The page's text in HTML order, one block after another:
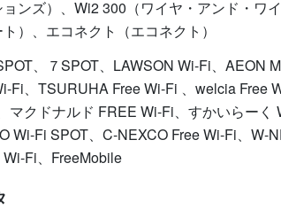
ンズ）、Wi2 300（ワイヤ・アンド・ワ
）、エコネクト（エコネクト）
、７SPOT、LAWSON Wi-Fi、AEON
Fi、TSURUHA Free Wi-Fi 、welcia Free
マクドナルド FREE Wi-Fi、すかいらーく
Wi-Fi SPOT、C-NEXCO Free Wi-Fi、W-
Fi、FreeMobile